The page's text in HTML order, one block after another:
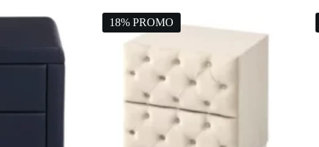
18% PROMO